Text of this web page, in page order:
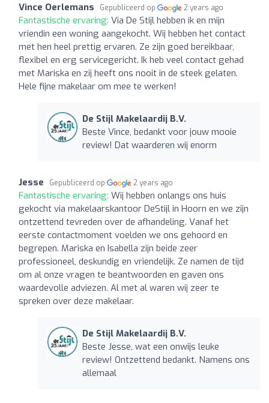
Vince Oerlemans Gepubliceerd op 2 years ago
Fantastische ervaring: Via De Stijl hebben ik en mijn
vriendin een woning aangekocht. Wij hebben het contact
met hen heel prettig ervaren. Ze zijn goed bereikbaar,
flexibel en erg servicegericht. Ik heb veel contact gehad
met Mariska en zij heeft ons nooit in de steek gelaten.
Hele fijne makelaar om mee te werken!
De Stijl Makelaardij B.V.
Beste Vince, bedankt voor jouw mooie
review! Dat waarderen wij enorm
Jesse Gepubliceerd op 2 years ago
Fantastische ervaring: Wij hebben onlangs ons huis
gekocht via makelaarskantoor DeStijl in Hoorn en we zijn
ontzettend tevreden over de afhandeling. Vanaf het
eerste contactmoment voelden we ons gehoord en
begrepen. Mariska en Isabella zijn beide zeer
professioneel, deskundig en vriendelijk. Ze namen de tijd
om al onze vragen te beantwoorden en gaven ons
waardevolle adviezen. Al met al waren wij zeer te
spreken over deze makelaar.
De Stijl Makelaardij B.V.
Beste Jesse, wat een onwijs leuke
review! Ontzettend bedankt. Namens ons
allemaal